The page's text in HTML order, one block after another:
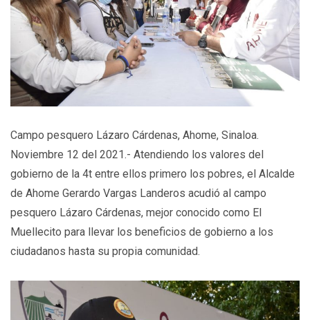
Campo pesquero Lázaro Cárdenas, Ahome, Sinaloa.
Noviembre 12 del 2021.- Atendiendo los valores del
gobierno de la 4t entre ellos primero los pobres, el Alcalde
de Ahome Gerardo Vargas Landeros acudió al campo
pesquero Lázaro Cárdenas, mejor conocido como El
Muellecito para llevar los beneficios de gobierno a los
ciudadanos hasta su propia comunidad.